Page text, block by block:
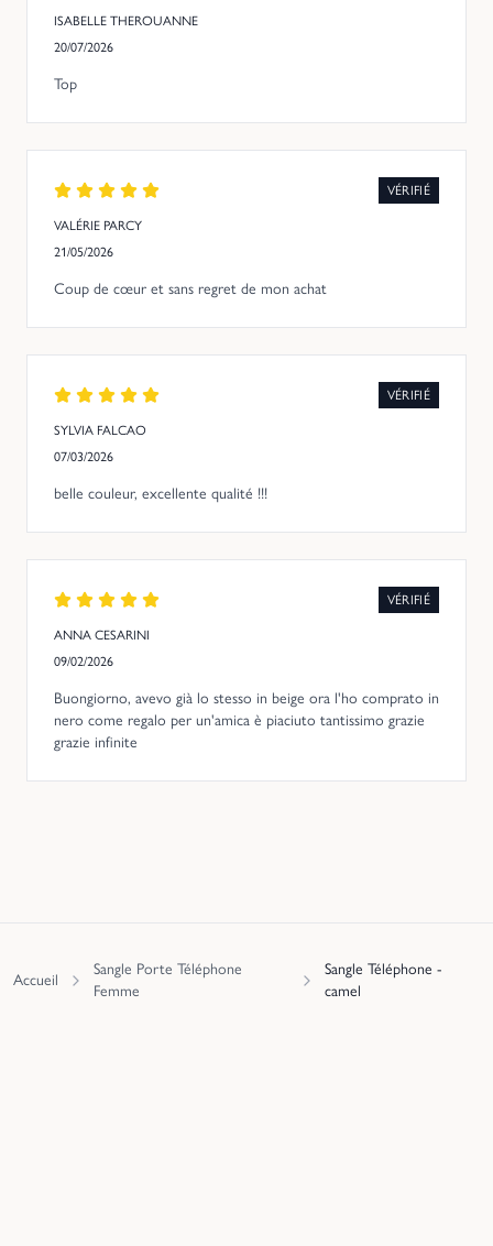
ISABELLE THEROUANNE
20/07/2026
Top
VÉRIFIÉ
VALÉRIE PARCY
21/05/2026
Coup de cœur et sans regret de mon achat
VÉRIFIÉ
SYLVIA FALCAO
07/03/2026
belle couleur, excellente qualité !!!
VÉRIFIÉ
ANNA CESARINI
09/02/2026
Buongiorno, avevo già lo stesso in beige ora l'ho comprato in
nero come regalo per un'amica è piaciuto tantissimo grazie
grazie infinite
Accueil
Sangle Porte Téléphone
Femme
Sangle Téléphone -
camel